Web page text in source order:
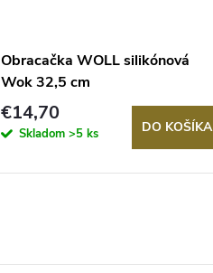
Obracačka WOLL silikónová
Wok 32,5 cm
€14,70
Skladom >5 ks DO KOŠÍKA